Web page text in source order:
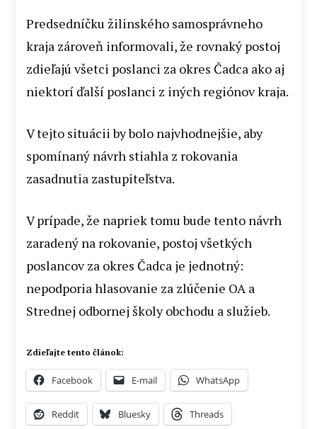
Predsedníčku žilinského samosprávneho
kraja zároveň informovali, že rovnaký postoj
zdieľajú všetci poslanci za okres Čadca ako aj
niektorí ďalší poslanci z iných regiónov kraja.
V tejto situácii by bolo najvhodnejšie, aby
spomínaný návrh stiahla z rokovania
zasadnutia zastupiteľstva.
V prípade, že napriek tomu bude tento návrh
zaradený na rokovanie, postoj všetkých
poslancov za okres Čadca je jednotný:
nepodporia hlasovanie za zlúčenie OA a
Strednej odbornej školy obchodu a služieb.
Zdieľajte tento článok:
Facebook E-mail WhatsApp
Reddit Bluesky Threads